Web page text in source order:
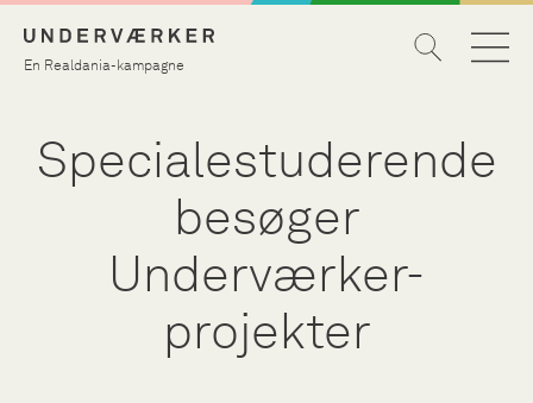
En Realdania-kampagne
Specialestuderende
besøger
Underværker-
projekter